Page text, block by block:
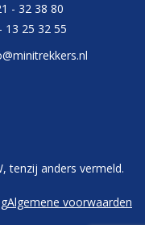
- 32 38 80
13 25 32 55
tenzij anders vermeld.
Algemene voorwaarden